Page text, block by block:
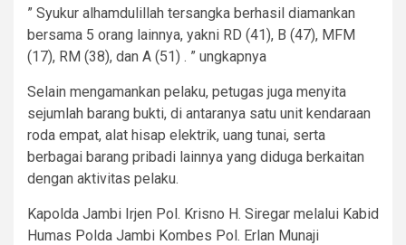
” Syukur alhamdulillah tersangka berhasil diamankan
bersama 5 orang lainnya, yakni RD (41), B (47), MFM
(17), RM (38), dan A (51) . ” ungkapnya
Selain mengamankan pelaku, petugas juga menyita
sejumlah barang bukti, di antaranya satu unit kendaraan
roda empat, alat hisap elektrik, uang tunai, serta
berbagai barang pribadi lainnya yang diduga berkaitan
dengan aktivitas pelaku.
Kapolda Jambi Irjen Pol. Krisno H. Siregar melalui Kabid
Humas Polda Jambi Kombes Pol. Erlan Munaji